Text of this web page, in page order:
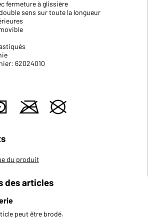
fermeture à glissière
sens sur toute la longueur
62024010
m U
du produit
des articles
peut être brodé.